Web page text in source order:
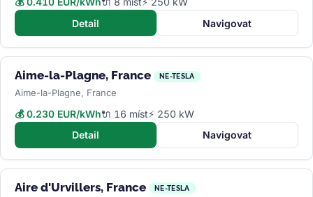
Detail
Navigovat
Aime-la-Plagne, France NE-TESLA
Aime-la-Plagne, France
💰 0.230 EUR/kWh🔌 16 míst⚡ 250 kW
Detail
Navigovat
Aire d'Urvillers, France NE-TESLA